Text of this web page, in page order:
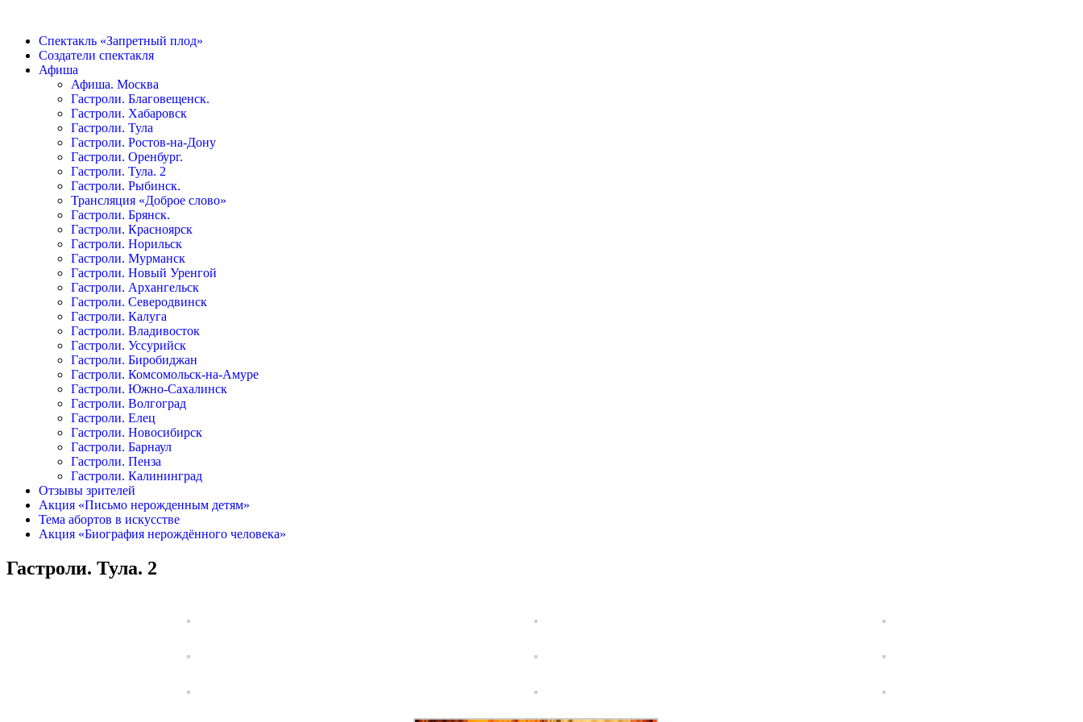
содержимому
Спектакль «Запретный плод»
Создатели спектакля
Афиша
Афиша. Москва
Гастроли. Благовещенск.
Гастроли. Хабаровск
Гастроли. Тула
Гастроли. Ростов-на-Дону
Гастроли. Оренбург.
Гастроли. Тула. 2
Гастроли. Рыбинск.
Трансляция «Доброе слово»
Гастроли. Брянск.
Гастроли. Красноярск
Гастроли. Норильск
Гастроли. Мурманск
Гастроли. Новый Уренгой
Гастроли. Архангельск
Гастроли. Северодвинск
Гастроли. Калуга
Гастроли. Владивосток
Гастроли. Уссурийск
Гастроли. Биробиджан
Гастроли. Комсомольск-на-Амуре
Гастроли. Южно-Сахалинск
Гастроли. Волгоград
Гастроли. Елец
Гастроли. Новосибирск
Гастроли. Барнаул
Гастроли. Пенза
Гастроли. Калининград
Отзывы зрителей
Акция «Письмо нерожденным детям»
Тема абортов в искусстве
Акция «Биография нерождённого человека»
Гастроли. Тула. 2